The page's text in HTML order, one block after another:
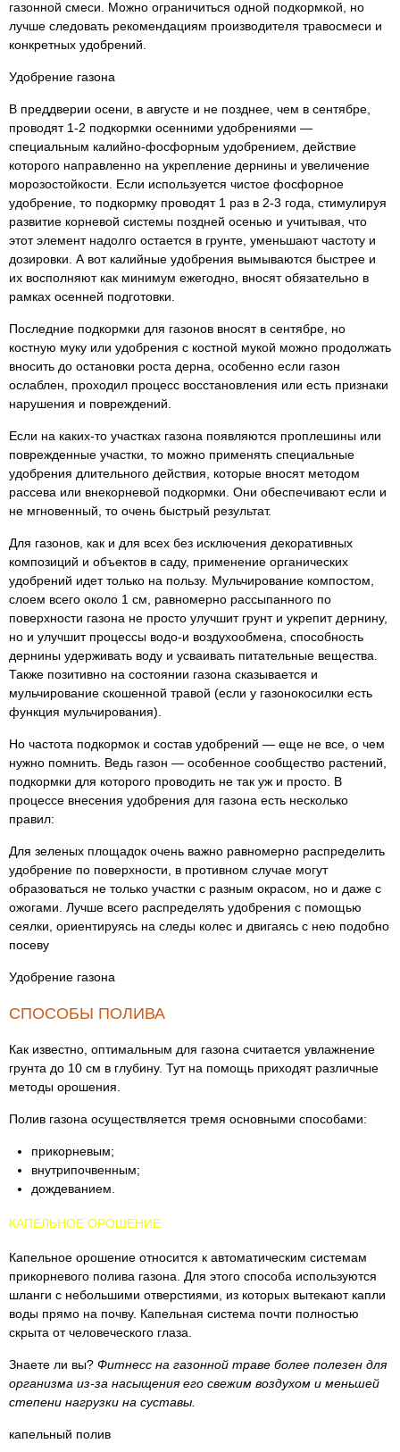
газонной смеси. Можно ограничиться одной подкормкой, но
лучше следовать рекомендациям производителя травосмеси и
конкретных удобрений.
Удобрение газона
В преддверии осени, в августе и не позднее, чем в сентябре,
проводят 1-2 подкормки осенними удобрениями —
специальным калийно-фосфорным удобрением, действие
которого направленно на укрепление дернины и увеличение
морозостойкости. Если используется чистое фосфорное
удобрение, то подкормку проводят 1 раз в 2-3 года, стимулируя
развитие корневой системы поздней осенью и учитывая, что
этот элемент надолго остается в грунте, уменьшают частоту и
дозировки. А вот калийные удобрения вымываются быстрее и
их восполняют как минимум ежегодно, вносят обязательно в
рамках осенней подготовки.
Последние подкормки для газонов вносят в сентябре, но
костную муку или удобрения с костной мукой можно продолжать
вносить до остановки роста дерна, особенно если газон
ослаблен, проходил процесс восстановления или есть признаки
нарушения и повреждений.
Если на каких-то участках газона появляются проплешины или
поврежденные участки, то можно применять специальные
удобрения длительного действия, которые вносят методом
рассева или внекорневой подкормки. Они обеспечивают если и
не мгновенный, то очень быстрый результат.
Для газонов, как и для всех без исключения декоративных
композиций и объектов в саду, применение органических
удобрений идет только на пользу. Мульчирование компостом,
слоем всего около 1 см, равномерно рассыпанного по
поверхности газона не просто улучшит грунт и укрепит дернину,
но и улучшит процессы водо-и воздухообмена, способность
дернины удерживать воду и усваивать питательные вещества.
Также позитивно на состоянии газона сказывается и
мульчирование скошенной травой (если у газонокосилки есть
функция мульчирования).
Но частота подкормок и состав удобрений — еще не все, о чем
нужно помнить. Ведь газон — особенное сообщество растений,
подкормки для которого проводить не так уж и просто. В
процессе внесения удобрения для газона есть несколько
правил:
Для зеленых площадок очень важно равномерно распределить
удобрение по поверхности, в противном случае могут
образоваться не только участки с разным окрасом, но и даже с
ожогами. Лучше всего распределять удобрения с помощью
сеялки, ориентируясь на следы колес и двигаясь с нею подобно
посеву
Удобрение газона
СПОСОБЫ ПОЛИВА
Как известно, оптимальным для газона считается увлажнение
грунта до 10 см в глубину. Тут на помощь приходят различные
методы орошения.
Полив газона осуществляется тремя основными способами:
прикорневым;
внутрипочвенным;
дождеванием.
КАПЕЛЬНОЕ ОРОШЕНИЕ
Капельное орошение относится к автоматическим системам
прикорневого полива газона. Для этого способа используются
шланги с небольшими отверстиями, из которых вытекают капли
воды прямо на почву. Капельная система почти полностью
скрыта от человеческого глаза.
Знаете ли вы? Фитнесс на газонной траве более полезен для
организма из-за насыщения его свежим воздухом и меньшей
степени нагрузки на суставы.
капельный полив